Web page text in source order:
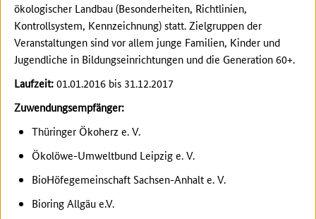
ökologischer Landbau (Besonderheiten, Richtlinien,
Kontrollsystem, Kennzeichnung) statt. Zielgruppen der
Veranstaltungen sind vor allem junge Familien, Kinder und
Jugendliche in Bildungseinrichtungen und die Generation 60+.
Laufzeit:01.01.2016 bis 31.12.2017
Zuwendungsempfänger:
Thüringer Ökoherz e. V.
Ökolöwe-Umweltbund Leipzig e. V.
BioHöfegemeinschaft Sachsen-Anhalt e. V.
Bioring Allgäu e.V.